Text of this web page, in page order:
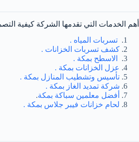
أهم الخدمات التي تقدمها الشركة كيفية
تسربات المياه .
كشف تسربات الخزانات .
الاسطح بمكة .
عزل الخزانات بمكة .
تأسيس وتشطيب المنازل بمكة .
شركة تمديد الغاز بمكة .
أفضل معلمين سباكة بمكة.
لحام خزانات فيبر جلاس بمكة .